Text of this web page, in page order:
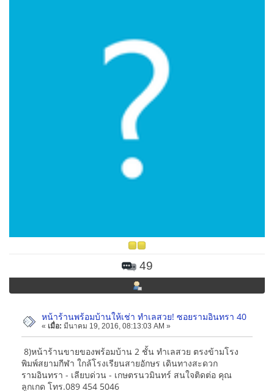
49
หน้าร้านพร้อมบ้านให้เช่า ทำเลสวย! ซอยรามอินทรา 40
« เมื่อ: มีนาคม 19, 2016, 08:13:03 AM »
8)หน้าร้านขายของพร้อมบ้าน 2 ชั้น ทำเลสวย ตรงข้ามโรง
พิมพ์สยามกีฬา ใกล้โรงเรียนสายอักษร เดินทางสะดวก
รามอินทรา - เลียบด่วน - เกษตรนวมินทร์ สนใจติดต่อ คุณ
ลูกเกด โทร.089 454 5046